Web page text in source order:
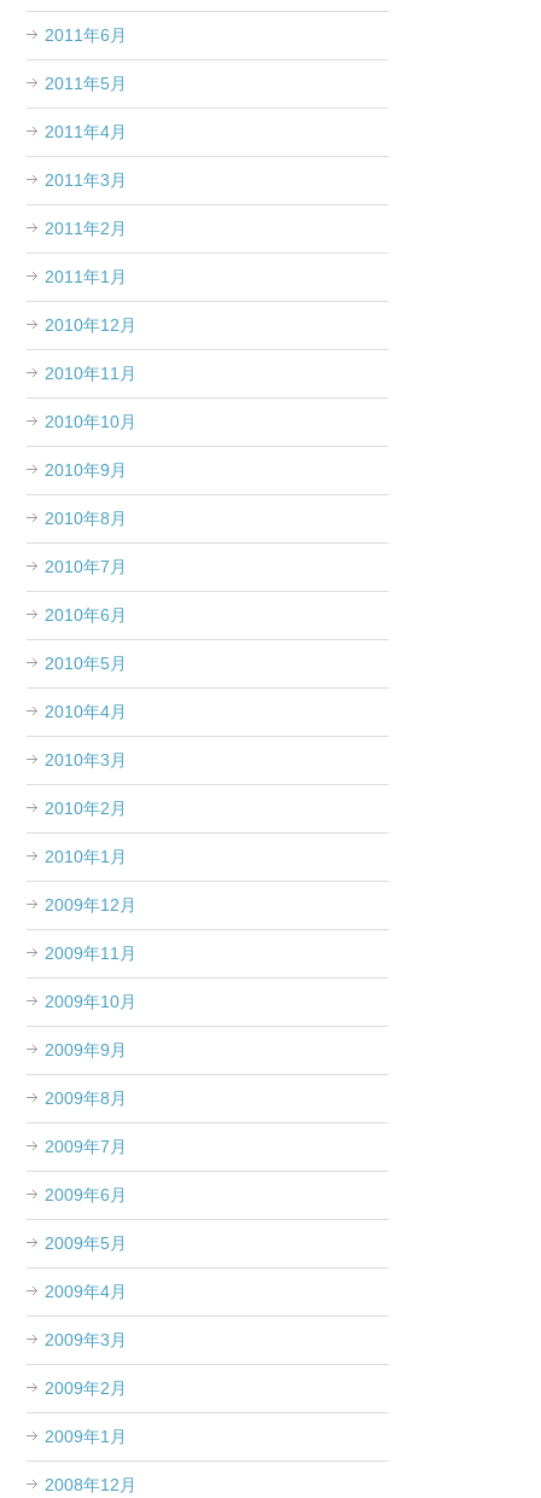
2011年6月
2011年5月
2011年4月
2011年3月
2011年2月
2011年1月
2010年12月
2010年11月
2010年10月
2010年9月
2010年8月
2010年7月
2010年6月
2010年5月
2010年4月
2010年3月
2010年2月
2010年1月
2009年12月
2009年11月
2009年10月
2009年9月
2009年8月
2009年7月
2009年6月
2009年5月
2009年4月
2009年3月
2009年2月
2009年1月
2008年12月